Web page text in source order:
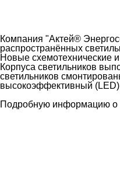
Компания "Актей®
распространённых
Новые схемотехнические
Корпуса светильников
светильников
высокоэффективный
Подробную информацию о